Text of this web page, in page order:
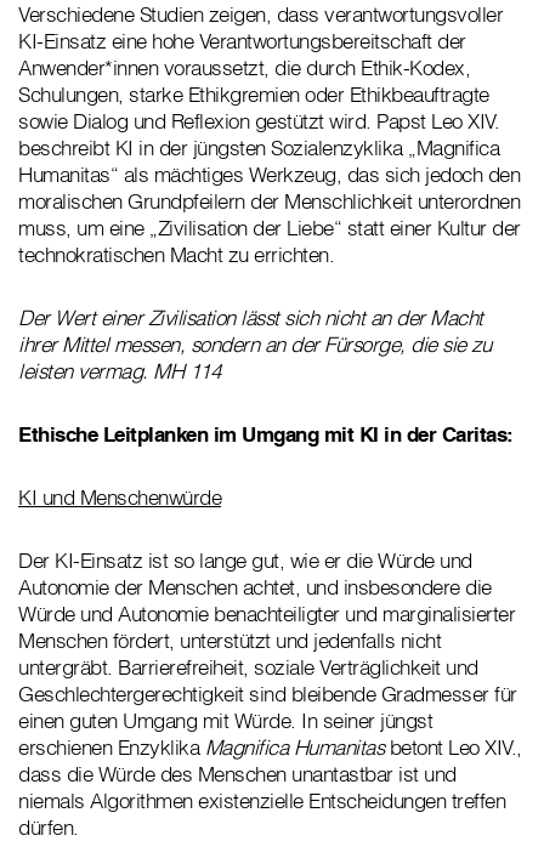
Verschiedene Studien zeigen, dass verantwortungsvoller
KI-Einsatz eine hohe Verantwortungsbereitschaft der
Anwender*innen voraussetzt, die durch Ethik-Kodex,
Schulungen, starke Ethikgremien oder Ethikbeauftragte
sowie Dialog und Reflexion gestützt wird. Papst Leo XIV.
beschreibt KI in der jüngsten Sozialenzyklika „Magnifica
Humanitas“ als mächtiges Werkzeug, das sich jedoch den
moralischen Grundpfeilern der Menschlichkeit unterordnen
muss, um eine „Zivilisation der Liebe“ statt einer Kultur der
technokratischen Macht zu errichten.
Der Wert einer Zivilisation lässt sich nicht an der Macht
ihrer Mittel messen, sondern an der Fürsorge, die sie zu
leisten vermag. MH 114
Ethische Leitplanken im Umgang mit KI in der Caritas:
KI und Menschenwürde
Der KI-Einsatz ist so lange gut, wie er die Würde und
Autonomie der Menschen achtet, und insbesondere die
Würde und Autonomie benachteiligter und marginalisierter
Menschen fördert, unterstützt und jedenfalls nicht
untergräbt. Barrierefreiheit, soziale Verträglichkeit und
Geschlechtergerechtigkeit sind bleibende Gradmesser für
einen guten Umgang mit Würde. In seiner jüngst
erschienen Enzyklika Magnifica Humanitasbetont Leo XIV.,
dass die Würde des Menschen unantastbar ist und
niemals Algorithmen existenzielle Entscheidungen treffen
dürfen.